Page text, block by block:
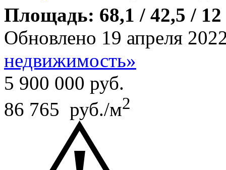
Площадь: 68,1 / 42,5 /
Обновлено 19 апреля
недвижимость»
5 900 000 руб.
86 765 руб./м2